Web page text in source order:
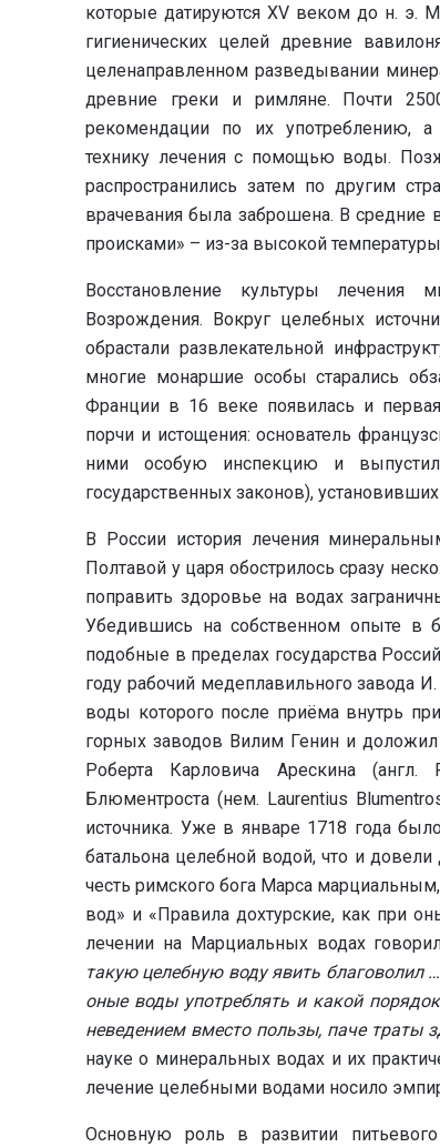
которые датируются XV веком до н. э.
гигиенических целей древние
целенаправленном разведывании
древние греки и римляне. Почти
рекомендации по их употреблению, а
технику лечения с помощью воды.
распространились затем по другим
врачевания была заброшена. В
происками» – из-за высокой
Восстановление культуры
Возрождения. Вокруг целебных
обрастали развлекательной
многие монаршие особы старались
Франции в 16 веке появилась и первая
порчи и истощения: основатель
ними особую инспекцию и
государственных законов),
В России история лечения
Полтавой у царя обострилось сразу
поправить здоровье на водах
Убедившись на собственном опыте в
подобные в пределах государства
году рабочий медеплавильного завода
воды которого после приёма внутрь
горных заводов Вилим Генин и
Роберта Карловича Арескина (англ.
Блюментроста (нем. Laurentius
источника. Уже в январе 1718 года
батальона целебной водой, что и
честь римского бога Марса
вод» и «Правила дохтурские, как при
лечении на Марциальных водах
такую целебную воду явить благоволил
оные воды употреблять и какой
неведением вместо пользы, паче траты
науке о минеральных водах и их
лечение целебными водами носило
Основную роль в развитии